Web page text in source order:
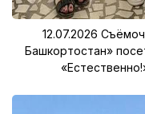
12.07.2026
Башкортостан»